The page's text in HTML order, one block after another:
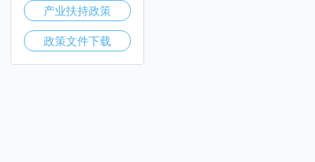
产业扶持政策
政策文件下载